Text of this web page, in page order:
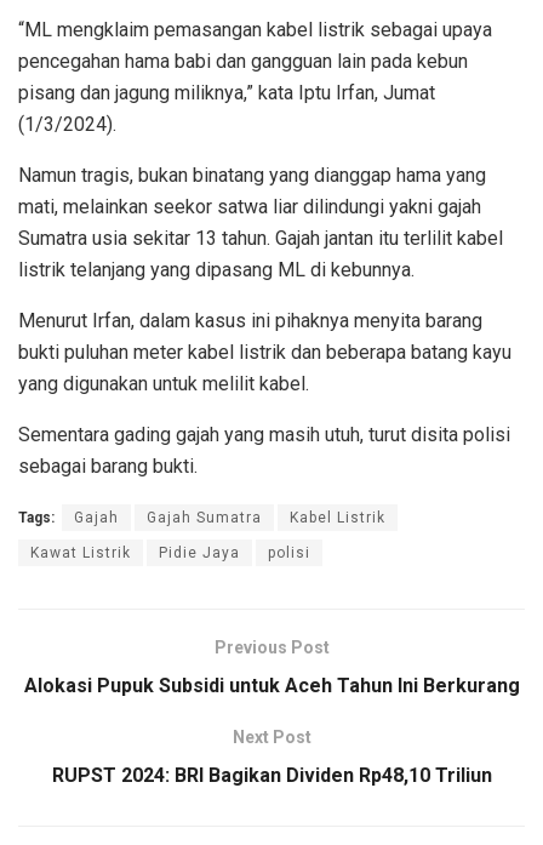
“ML mengklaim pemasangan kabel listrik sebagai upaya
pencegahan hama babi dan gangguan lain pada kebun
pisang dan jagung miliknya,” kata Iptu Irfan, Jumat
(1/3/2024).
Namun tragis, bukan binatang yang dianggap hama yang
mati, melainkan seekor satwa liar dilindungi yakni gajah
Sumatra usia sekitar 13 tahun. Gajah jantan itu terlilit kabel
listrik telanjang yang dipasang ML di kebunnya.
Menurut Irfan, dalam kasus ini pihaknya menyita barang
bukti puluhan meter kabel listrik dan beberapa batang kayu
yang digunakan untuk melilit kabel.
Sementara gading gajah yang masih utuh, turut disita polisi
sebagai barang bukti.
Tags: Gajah Gajah Sumatra Kabel Listrik
Kawat Listrik Pidie Jaya polisi
Previous Post
Alokasi Pupuk Subsidi untuk Aceh Tahun Ini Berkurang
Next Post
RUPST 2024: BRI Bagikan Dividen Rp48,10 Triliun